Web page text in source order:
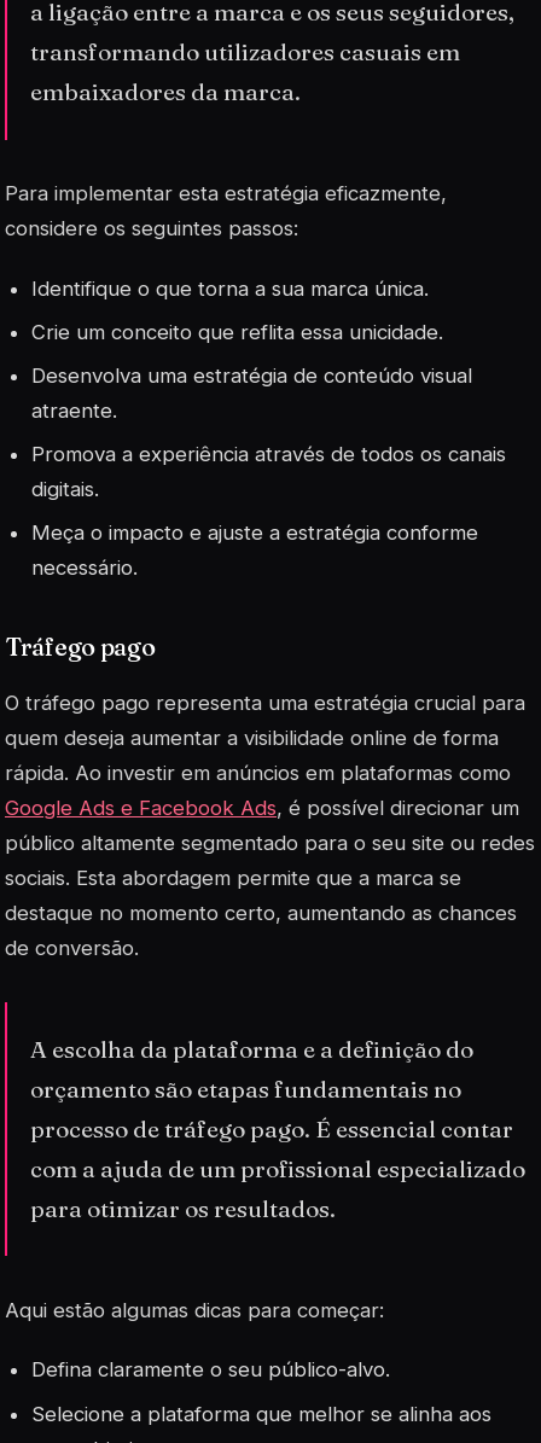
a ligação entre a marca e os seus seguidores,
transformando utilizadores casuais em
embaixadores da marca.
Para implementar esta estratégia eficazmente,
considere os seguintes passos:
Identifique o que torna a sua marca única.
Crie um conceito que reflita essa unicidade.
Desenvolva uma estratégia de conteúdo visual
atraente.
Promova a experiência através de todos os canais
digitais.
Meça o impacto e ajuste a estratégia conforme
necessário.
Tráfego pago
O tráfego pago representa uma estratégia crucial para
quem deseja aumentar a visibilidade online de forma
rápida. Ao investir em anúncios em plataformas como
Google Ads e Facebook Ads, é possível direcionar um
público altamente segmentado para o seu site ou redes
sociais. Esta abordagem permite que a marca se
destaque no momento certo, aumentando as chances
de conversão.
A escolha da plataforma e a definição do
orçamento são etapas fundamentais no
processo de tráfego pago. É essencial contar
com a ajuda de um profissional especializado
para otimizar os resultados.
Aqui estão algumas dicas para começar:
Defina claramente o seu público-alvo.
Selecione a plataforma que melhor se alinha aos